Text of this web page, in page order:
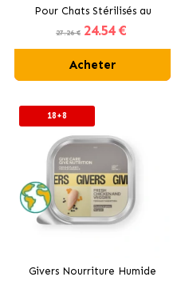
Pour Chats Stérilisés au
Poulet et Herbes
27.26 € 24.54 €
Acheter
18+8
Givers Nourriture Humide